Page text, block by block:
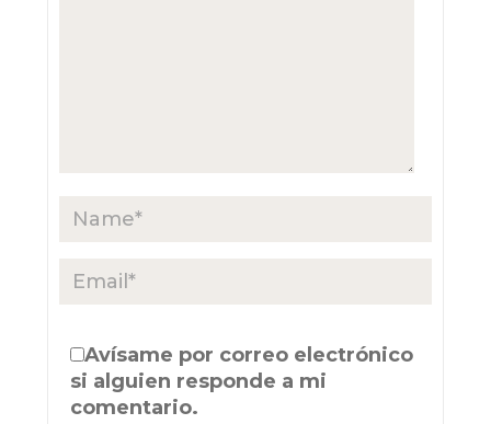
Avísame por correo electrónico
si alguien responde a mi
comentario.